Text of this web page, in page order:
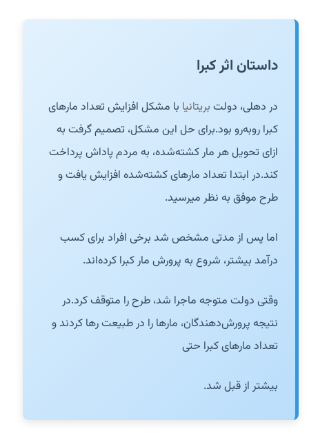
داستان اثر کبرا
در دهلی، دولت بریتانیا با مشکل افزایش تعداد مارهای
کبرا روبه‌رو بود.برای حل این مشکل، تصمیم گرفت به
ازای تحویل هر مار کشته‌شده، به مردم پاداش پرداخت
کند.در ابتدا تعداد مارهای کشته‌شده افزایش یافت و
طرح موفق به نظر میرسید.
اما پس از مدتی مشخص شد برخی افراد برای کسب
درآمد بیشتر، شروع به پرورش مارکبرا کرده‌اند.
وقتی دولت متوجه ماجرا شد، طرح را متوقف کرد.در
نتیجه پرورش‌دهندگان، مارها را در طبیعت رها کردند و
تعداد مارهای کبرا حتی
بیشتر از قبل شد.